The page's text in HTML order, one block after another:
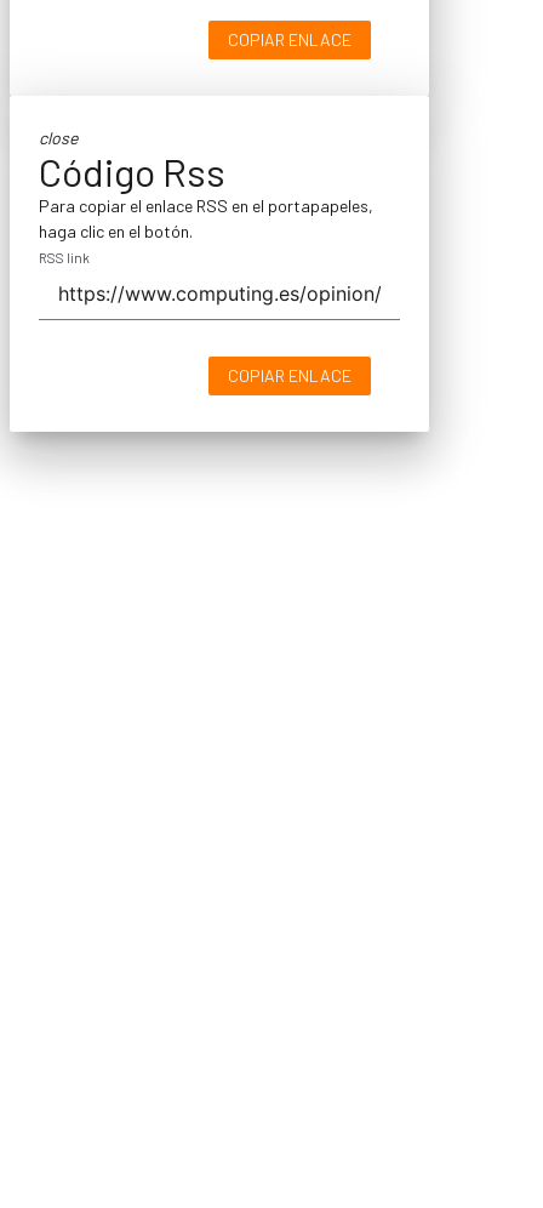
COPIAR ENLACE
close
Código Rss
Para copiar el enlace RSS en el portapapeles,
haga clic en el botón.
RSS link
COPIAR ENLACE